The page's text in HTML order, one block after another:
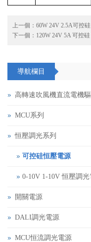
上一個： 60W 24V 2.5A可控
下一個： 120W 24V 5A 可控
導航欄目
高轉速吹風機直流電機
MCU系列
恒壓調光系列
可控硅恒壓電源
0-10V 1-10V 恒壓調
開關電源
DALI調光電源
MCU恒流調光電源